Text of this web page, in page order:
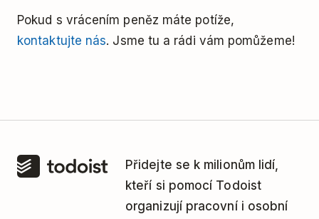
Pokud s vrácením peněz máte potíže,
kontaktujte nás. Jsme tu a rádi vám pomůžeme!
Přidejte se k milionům lidí,
kteří si pomocí Todoist
organizují pracovní i osobní